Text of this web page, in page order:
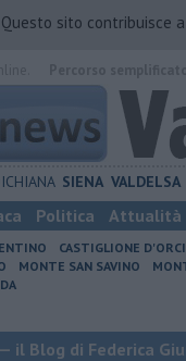
Questo sito contribuisce
SIENA VALDELSA
Politica Attualità
CASTIGLIONE
MONTE SAN SAVINO
— il Blog di Federica